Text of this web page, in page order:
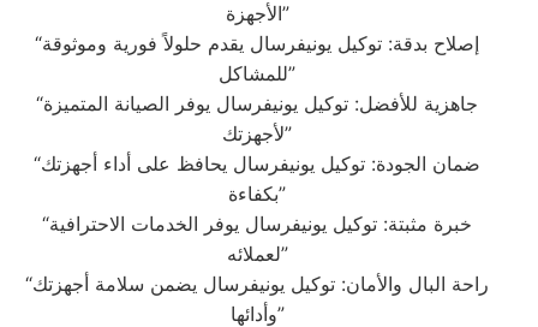
الأجهزة”
“إصلاح بدقة: توكيل يونيفرسال يقدم حلولاً فورية وموثوقة
للمشاكل”
“جاهزية للأفضل: توكيل يونيفرسال يوفر الصيانة المتميزة
لأجهزتك”
“ضمان الجودة: توكيل يونيفرسال يحافظ على أداء أجهزتك
بكفاءة”
“خبرة مثبتة: توكيل يونيفرسال يوفر الخدمات الاحترافية
لعملائه”
“راحة البال والأمان: توكيل يونيفرسال يضمن سلامة أجهزتك
وأدائها”